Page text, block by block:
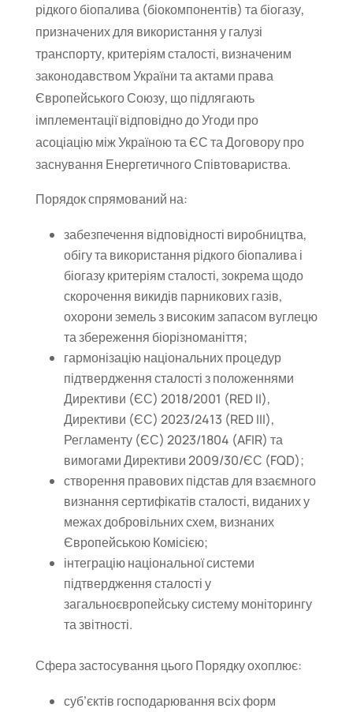
рідкого біопалива (біокомпонентів) та біогазу,
призначених для використання у галузі
транспорту, критеріям сталості, визначеним
законодавством України та актами права
Європейського Союзу, що підлягають
імплементації відповідно до Угоди про
асоціацію між Україною та ЄС та Договору про
заснування Енергетичного Співтовариства.
Порядок спрямований на:
забезпечення відповідності виробництва,
обігу та використання рідкого біопалива і
біогазу критеріям сталості, зокрема щодо
скорочення викидів парникових газів,
охорони земель з високим запасом вуглецю
та збереження біорізноманіття;
гармонізацію національних процедур
підтвердження сталості з положеннями
Директиви (ЄС) 2018/2001 (RED II),
Директиви (ЄС) 2023/2413 (RED III),
Регламенту (ЄС) 2023/1804 (AFIR) та
вимогами Директиви 2009/30/ЄС (FQD);
створення правових підстав для взаємного
визнання сертифікатів сталості, виданих у
межах добровільних схем, визнаних
Європейською Комісією;
інтеграцію національної системи
підтвердження сталості у
загальноєвропейську систему моніторингу
та звітності.
Сфера застосування цього Порядку охоплює:
суб’єктів господарювання всіх форм